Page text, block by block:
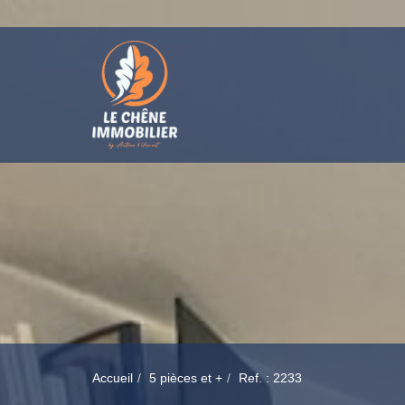
Accueil 5 pièces et + Ref. : 2233